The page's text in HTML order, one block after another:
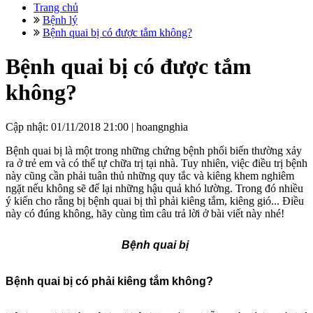
Trang chủ
Bệnh lý
Bệnh quai bị có được tắm không?
Bệnh quai bị có được tắm
không?
Cập nhật: 01/11/2018 21:00 | hoangnghia
Bệnh quai bị là một trong những chứng bệnh phổi biến thường xảy
ra ở trẻ em và có thể tự chữa trị tại nhà. Tuy nhiên, việc điều trị bệnh
này cũng cần phải tuân thủ những quy tắc và kiêng khem nghiêm
ngặt nếu không sẽ để lại những hậu quả khó lường. Trong đó nhiều
ý kiến cho rằng bị bệnh quai bị thì phải kiêng tắm, kiêng gió... Điều
này có đúng không, hãy cùng tìm câu trả lời ở bài viết này nhé!
Bệnh quai bị
Bệnh quai bị có phải kiêng tắm không?